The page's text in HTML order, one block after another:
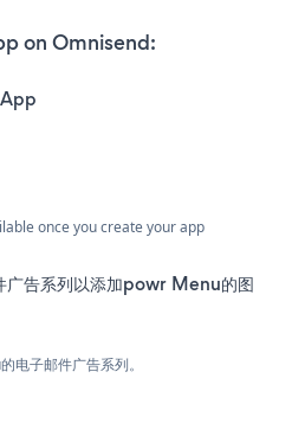
on Omnisend:
once you create your app
告系列以添加powr Menu的图
电子邮件广告系列。